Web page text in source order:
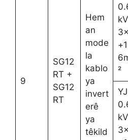
9
SG12
RT +
SG12
RT
Hem
an
mode
la
kablo
ya
invert
erê
ya
têkild
²